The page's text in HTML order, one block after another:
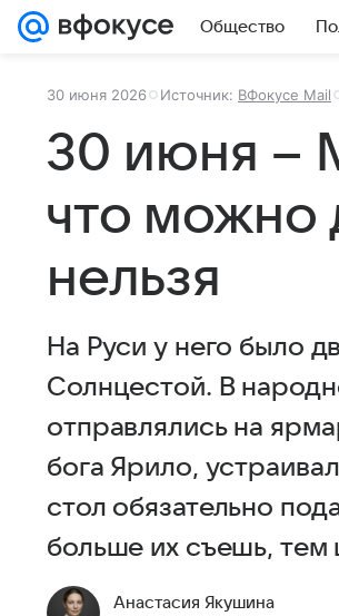
Общество
30 июня 2026 Источник: ВФокусе Mail
30 июня –
что можно
нельзя
На Руси у него было
Солнцестой. В
отправлялись на
бога Ярило,
стол обязательно
больше их съешь, тем
Анастасия Якушина